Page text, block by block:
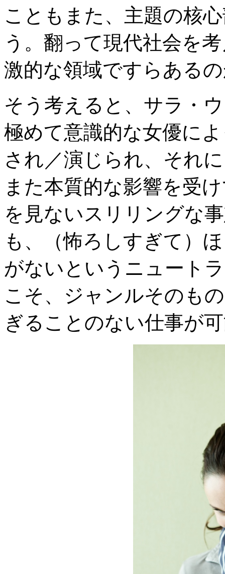
こともまた、主題の核
う。翻って現代社会を
激的な領域ですらある
そう考えると、サラ・
極めて意識的な女優に
され／演じられ、それ
また本質的な影響を受
を見ないスリリングな
も、（怖ろしすぎて）
がないというニュート
こそ、ジャンルそのも
ぎることのない仕事が